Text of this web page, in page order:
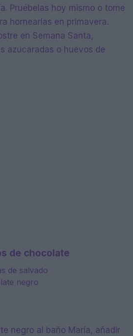
Pruébelas hoy mismo o tome
hornearlas en primavera.
en Semana Santa,
azucaradas o huevos de
de chocolate
de salvado
negro
negro al baño María, añadir